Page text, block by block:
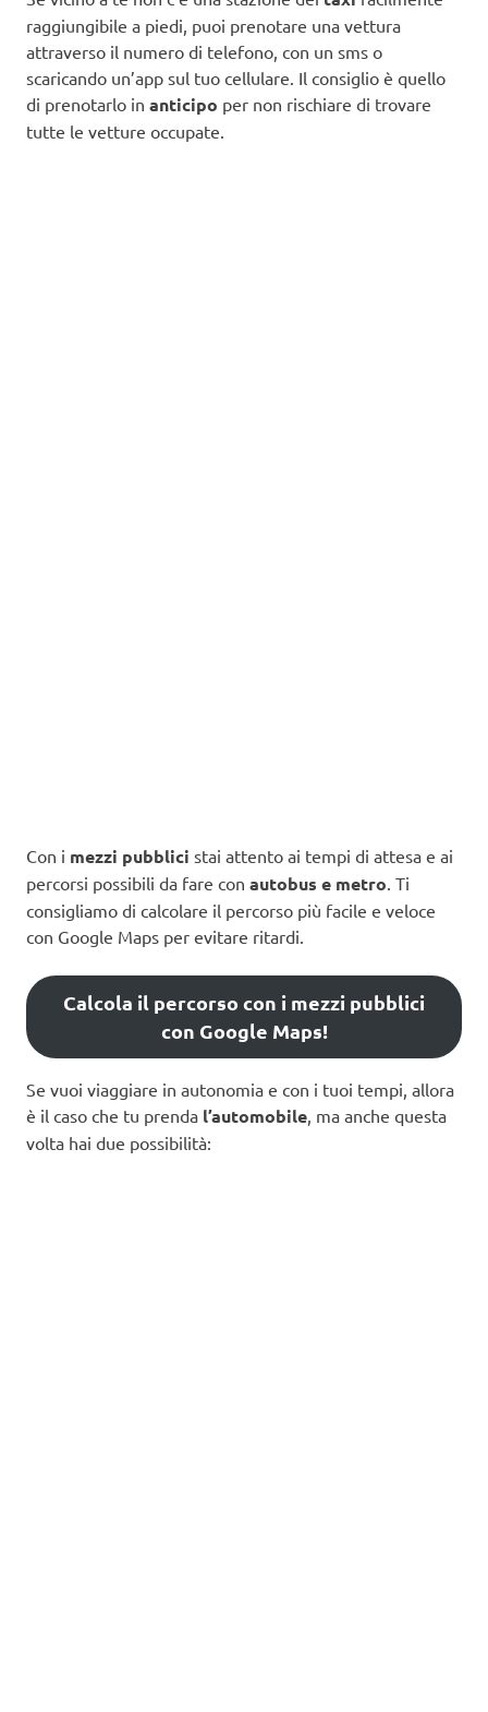
raggiungibile a piedi, puoi prenotare una vettura
attraverso il numero di telefono, con un sms o
scaricando un’app sul tuo cellulare. Il consiglio è quello
di prenotarlo in anticipo per non rischiare di trovare
tutte le vetture occupate.
Con i mezzi pubblici stai attento ai tempi di attesa e ai
percorsi possibili da fare con autobus e metro. Ti
consigliamo di calcolare il percorso più facile e veloce
con Google Maps per evitare ritardi.
Calcola il percorso con i mezzi pubblici
con Google Maps!
Se vuoi viaggiare in autonomia e con i tuoi tempi, allora
è il caso che tu prenda l’automobile , ma anche questa
volta hai due possibilità: